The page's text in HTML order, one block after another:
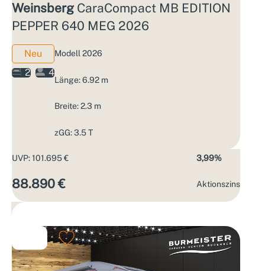
Weinsberg CaraCompact MB EDITION
PEPPER 640 MEG 2026
Neu
2
4
Modell 2026
Länge: 6.92 m
Breite: 2.3 m
zGG: 3.5 T
UVP: 101.695 €
88.890 €
3,99%
Aktions­zins